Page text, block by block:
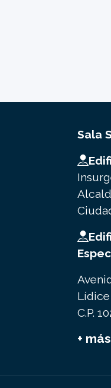
Sala
C.P.
+